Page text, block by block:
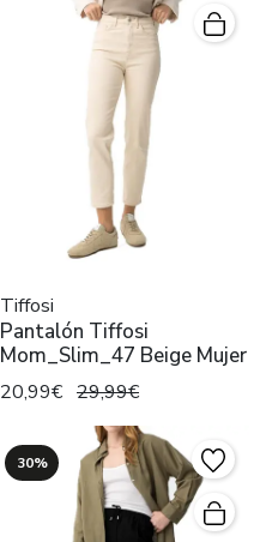
Tiffosi
Pantalón Tiffosi
Mom_Slim_47 Beige Mujer
20,99€ 29,99€
30%